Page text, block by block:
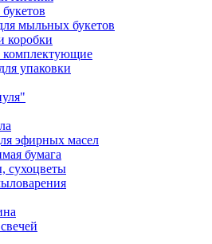
мыльных букетов
коробки
комплектующие
упаковки
эфирных масел
бумага
сухоцветы